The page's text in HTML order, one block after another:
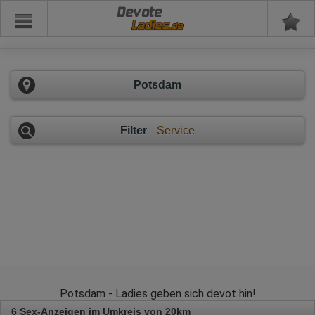
Devote
Potsdam
Filter Service
Potsdam - Ladies geben sich devot hin!
6 Sex-Anzeigen im Umkreis von 20km